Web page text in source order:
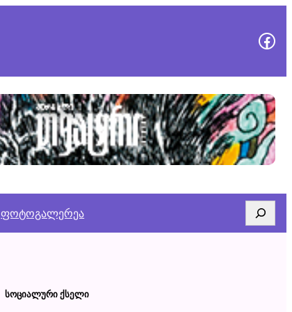
ფოტოგალერეა Search
ᲡᲝᲪᲘᲐᲚᲣᲠᲘ ᲥᲡᲔᲚᲘ